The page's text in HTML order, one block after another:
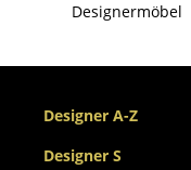
Esszimmerstühle
Sofas
Sessel
Loungesessel
Designermöbel
Designer A-Z
Designer S